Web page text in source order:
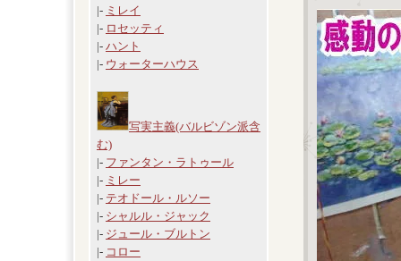
|- ミレイ
|- ロセッティ
|- ハント
|- ウォーターハウス
写実主義(バルビゾン派含
む)
|- ファンタン・ラトゥール
|- ミレー
|- テオドール・ルソー
|- シャルル・ジャック
|- ジュール・ブルトン
|- コロー